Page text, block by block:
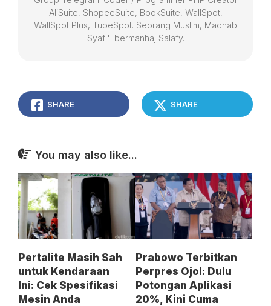
AliSuite, ShopeeSuite, BookSuite, WallSpot,
WallSpot Plus, TubeSpot. Seorang Muslim, Madhab
Syafi'i bermanhaj Salafy.
SHARE SHARE
You may also like...
Pertalite Masih Sah
untuk Kendaraan
Ini: Cek Spesifikasi
Mesin Anda
Prabowo Terbitkan
Perpres Ojol: Dulu
Potongan Aplikasi
20%, Kini Cuma